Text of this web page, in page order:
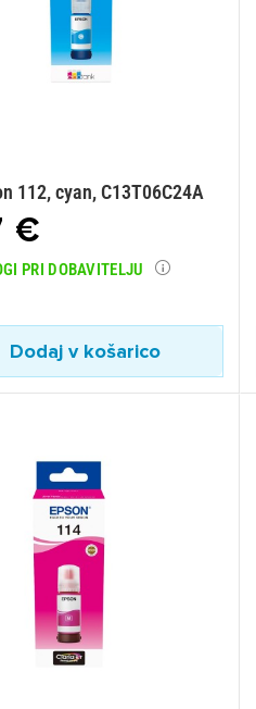
112, cyan, C13T06C24A
€
PRI DOBAVITELJU
Dodaj v košarico
Prijava